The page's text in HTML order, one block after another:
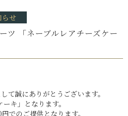
せ
ツ 「ネーブルレアチーズケー
て誠にありがとうございます。
キ」となります。
でのご提供となります。